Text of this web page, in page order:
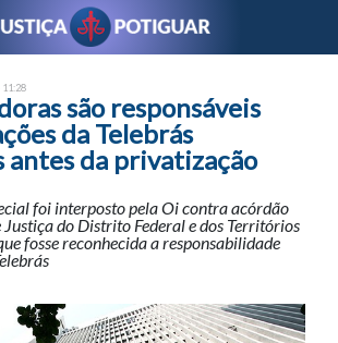
11:28
são responsáveis
da Telebrás
antes da privatização
foi interposto pela Oi contra acórdão
do Distrito Federal e dos Territórios
fosse reconhecida a responsabilidade